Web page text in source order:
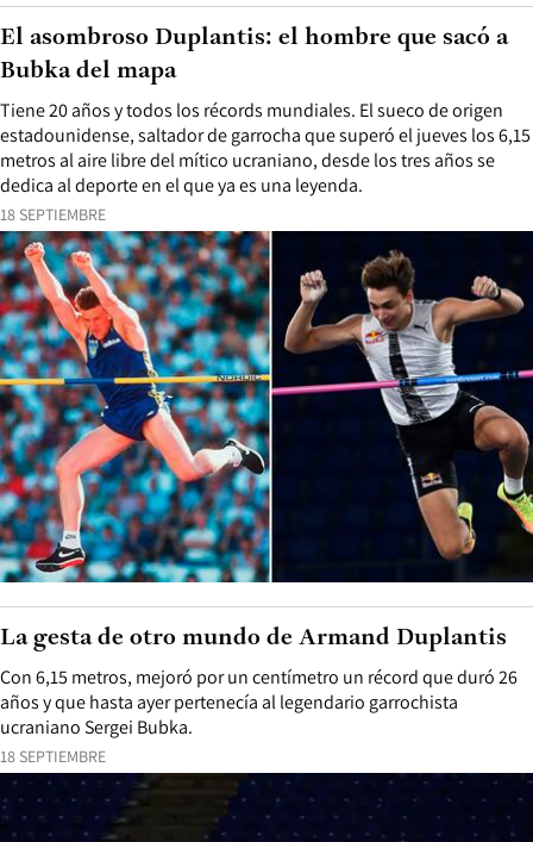
18 SEPTIEMBRE
Tiene 20 años y todos los récords mundiales. El sueco de origen
estadounidense, saltador de garrocha que superó el jueves los 6,15
metros al aire libre del mítico ucraniano, desde los tres años se
dedica al deporte en el que ya es una leyenda.
El asombroso Duplantis: el hombre que sacó a
Bubka del mapa
18 SEPTIEMBRE
Con 6,15 metros, mejoró por un centímetro un récord que duró 26
años y que hasta ayer pertenecía al legendario garrochista
ucraniano Sergei Bubka.
La gesta de otro mundo de Armand Duplantis